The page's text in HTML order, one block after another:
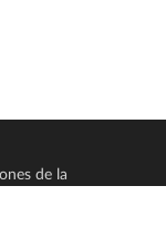
de la